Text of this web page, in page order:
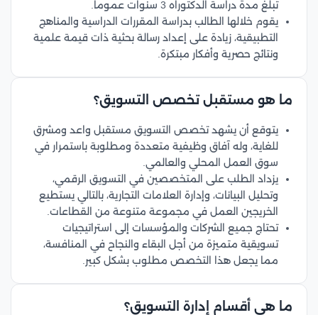
تبلغ مدة دراسة الدكتوراه 3 سنوات عموما.
يقوم خلالها الطالب بدراسة المقررات الدراسية والمناهج
التطبيقية، زيادة على إعداد رسالة بحثية ذات قيمة علمية
ونتائج حصرية وأفكار مبتكرة.
ما هو مستقبل تخصص التسويق؟
يتوقع أن يشهد تخصص التسويق مستقبل واعد ومشرق
للغاية، وله آفاق وظيفية متعددة ومطلوبة باستمرار في
سوق العمل المحلي والعالمي.
يزداد الطلب على المتخصصين في التسويق الرقمي،
وتحليل البيانات، وإدارة العلامات التجارية، بالتالي يستطيع
الخريجين العمل في مجموعة متنوعة من القطاعات.
تحتاج جميع الشركات والمؤسسات إلى استراتيجيات
تسويقية متميزة من أجل البقاء والنجاح في المنافسة،
مما يجعل هذا التخصص مطلوب بشكل كبير.
ما هي أقسام إدارة التسويق؟